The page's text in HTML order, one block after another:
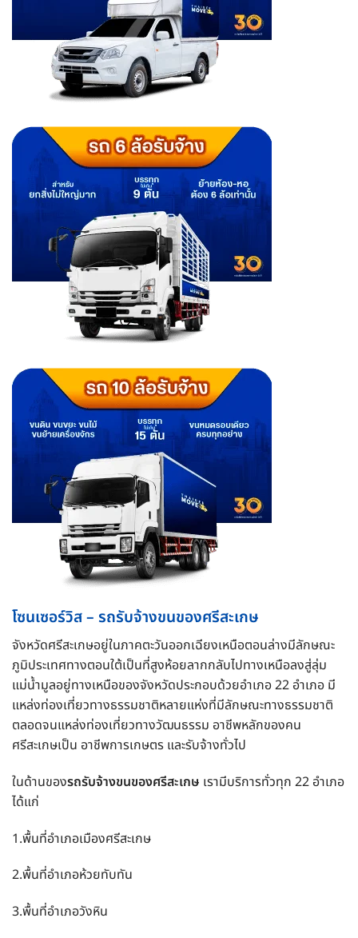
โซนเซอร์วิส – รถรับจ้างขนของศรีสะเกษ
จังหวัดศรีสะเกษอยู่ในภาคตะวันออกเฉียงเหนือตอนล่างมีลักษณะ
ภูมิประเทศทางตอนใต้เป็นที่สูงห้อยลากกลับไปทางเหนือลงสู่ลุ่ม
แม่น้ำมูลอยู่ทางเหนือของจังหวัดประกอบด้วยอำเภอ 22 อำเภอ มี
แหล่งท่องเที่ยวทางธรรมชาติหลายแห่งที่มีลักษณะทางธรรมชาติ
ตลอดจนแหล่งท่องเที่ยวทางวัฒนธรรม อาชีพหลักของคน
ศรีสะเกษเป็น อาชีพการเกษตร และรับจ้างทั่วไป
ในด้านของรถรับจ้างขนของศรีสะเกษ เรามีบริการทั่วทุก 22 อำเภอ
ได้แก่
1.พื้นที่อำเภอเมืองศรีสะเกษ
2.พื้นที่อำเภอห้วยทับทัน
3.พื้นที่อำเภอวังหิน